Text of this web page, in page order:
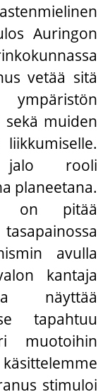
Auringon
vetää sitä
sekä muiden
rooli
planeetana.
on pitää
avulla
kantaja
näyttää
tapahtuu
muotoihin
stimuloi